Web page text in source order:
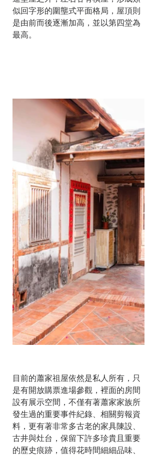
似回字形的圍壟式平面格局，屋頂則
是由前而後逐漸加高，並以第四堂為
最高。
目前的蕭家祖屋依然是私人所有，只
是有開放購票進場參觀，裡面的房間
設有展示空間，不僅有著蕭家家族所
發生過的重要事件紀錄、相關剪報資
料，更有著非常多古老的家具陳設、
古井與灶台，保留下許多珍貴且重要
的歷史痕跡，值得花時間細細品味、